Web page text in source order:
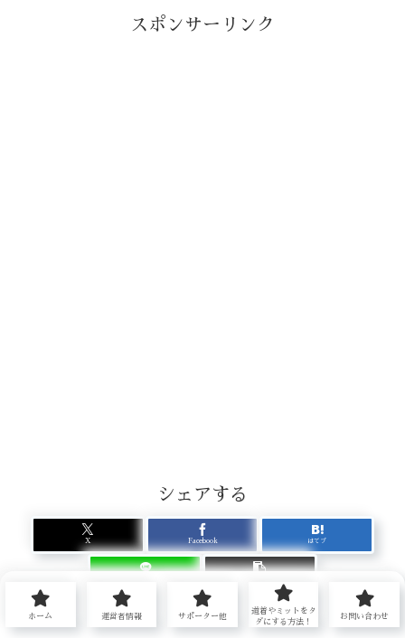
スポンサーリンク
シェアする
X Facebook はてブ
押忍人をフォローする
ホーム 運営者情報 サポーター他
道着やミットをタ
ダにする方法！
お問い合わせ